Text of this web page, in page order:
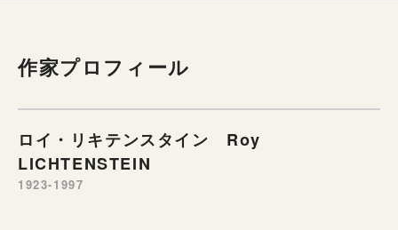
作家プロフィール
ロイ・リキテンスタイン Roy
LICHTENSTEIN
1923-1997